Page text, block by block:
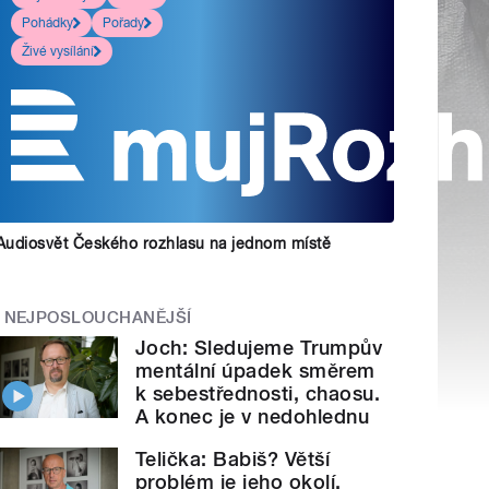
Pohádky
Pořady
Živé vysílání
Českého rozhlasu na jednom místě
NEJPOSLOUCHANĚJŠÍ
Joch: Sledujeme Trumpův
mentální úpadek směrem
k sebestřednosti, chaosu.
A konec je v nedohlednu
Telička: Babiš? Větší
problém je jeho okolí.